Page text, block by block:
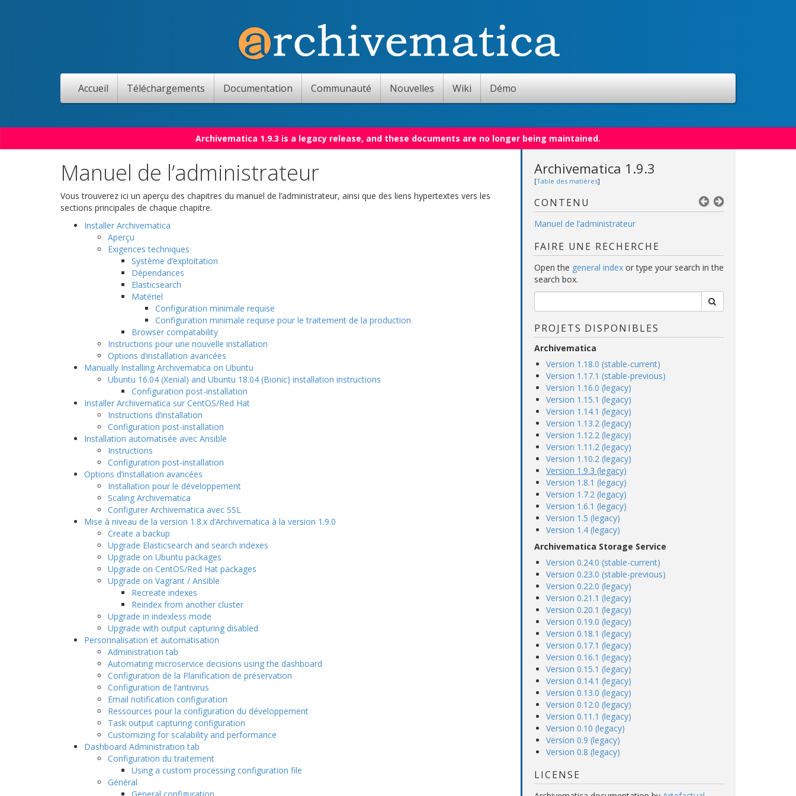
Accueil Téléchargements Documentation Communauté Nouvelles Wiki Démo
Archivematica 1.9.3 is a legacy release, and these documents are no longer being maintained.
Manuel de l’administrateur
Vous trouverez ici un aperçu des chapitres du manuel de l’administrateur, ainsi que des liens hypertextes vers les
sections principales de chaque chapitre.
Installer Archivematica
Aperçu
Exigences techniques
Système d’exploitation
Dépendances
Elasticsearch
Matériel
Configuration minimale requise
Configuration minimale requise pour le traitement de la production
Browser compatability
Instructions pour une nouvelle installation
Options d’installation avancées
Manually Installing Archivematica on Ubuntu
Ubuntu 16.04 (Xenial) and Ubuntu 18.04 (Bionic) installation instructions
Configuration post-installation
Installer Archivematica sur CentOS/Red Hat
Instructions d’installation
Configuration post-installation
Installation automatisée avec Ansible
Instructions
Configuration post-installation
Options d’installation avancées
Installation pour le développement
Scaling Archivematica
Configurer Archivematica avec SSL
Mise à niveau de la version 1.8.x d’Archivematica à la version 1.9.0
Create a backup
Upgrade Elasticsearch and search indexes
Upgrade on Ubuntu packages
Upgrade on CentOS/Red Hat packages
Upgrade on Vagrant / Ansible
Recreate indexes
Reindex from another cluster
Upgrade in indexless mode
Upgrade with output capturing disabled
Personnalisation et automatisation
Administration tab
Automating microservice decisions using the dashboard
Configuration de la Planification de préservation
Configuration de l’antivirus
Email notification configuration
Ressources pour la configuration du développement
Task output capturing configuration
Customizing for scalability and performance
Dashboard Administration tab
Configuration du traitement
Using a custom processing configuration file
Général
Archivematica 1.9.3
[Table des matières]
CONTENU
Manuel de l’administrateur
FAIRE UNE RECHERCHE
Open the general index or type your search in the
search box.
PROJETS DISPONIBLES
Archivematica
Version 1.18.0 (stable-current)
Version 1.17.1 (stable-previous)
Version 1.16.0 (legacy)
Version 1.15.1 (legacy)
Version 1.14.1 (legacy)
Version 1.13.2 (legacy)
Version 1.12.2 (legacy)
Version 1.11.2 (legacy)
Version 1.10.2 (legacy)
Version 1.9.3 (legacy)
Version 1.8.1 (legacy)
Version 1.7.2 (legacy)
Version 1.6.1 (legacy)
Version 1.5 (legacy)
Version 1.4 (legacy)
Archivematica Storage Service
Version 0.24.0 (stable-current)
Version 0.23.0 (stable-previous)
Version 0.22.0 (legacy)
Version 0.21.1 (legacy)
Version 0.20.1 (legacy)
Version 0.19.0 (legacy)
Version 0.18.1 (legacy)
Version 0.17.1 (legacy)
Version 0.16.1 (legacy)
Version 0.15.1 (legacy)
Version 0.14.1 (legacy)
Version 0.13.0 (legacy)
Version 0.12.0 (legacy)
Version 0.11.1 (legacy)
Version 0.10 (legacy)
Version 0.9 (legacy)
Version 0.8 (legacy)
LICENSE